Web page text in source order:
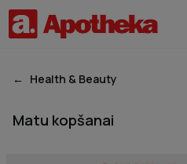
Health & Beauty
Matu kopšanai